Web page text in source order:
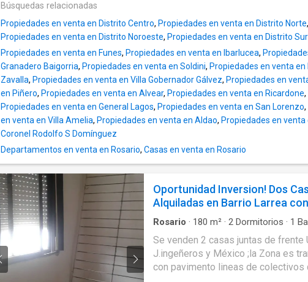
Laundry y sala de planchado
y motos Ascensores de alta
recuperación de energía Instalación
autos eléctricos en cocheras CI. MARIA LUJAN
CARATAN MAT292
individuales, persianas de madera. El valor incluye
cocheras
Búsquedas relacionadas
Propiedades en venta en Distrito Centro, Propiedades en venta en Distrito Norte,
Propiedades en venta en Distrito Noroeste, Propiedades en venta en Distrito Sur
Propiedades en venta en Funes, Propiedades en venta en Ibarlucea,
Granadero Baigorria, Propiedades en venta en Soldini, Propiedades en venta en
Zavalla, Propiedades en venta en Villa Gobernador Gálvez, Propiedades en
en Piñero, Propiedades en venta en Alvear, Propiedades en venta en Ricardone,
Propiedades en venta en General Lagos, Propiedades en venta en San Lorenzo,
en venta en Villa Amelia, Propiedades en venta en Aldao, Propiedades en venta
Coronel Rodolfo S Domínguez
Departamentos en venta en Rosario, Casas en venta en Rosario
Oportunidad Inversion! Dos
Alquiladas en Barrio Larrea
Rosario · 180 m² · 2 Dormitorios · 1
Se venden 2 casas juntas de frente
J.ingeñeros y México ;la Zona es
con pavimento lineas de colectivos